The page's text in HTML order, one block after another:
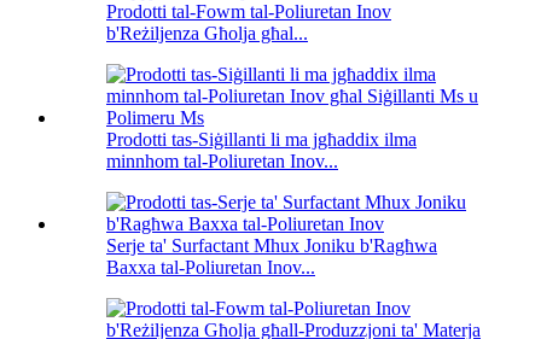
Prodotti tal-Fowm tal-Poliuretan Inov
b'Reżiljenza Għolja għal...
Prodotti tas-Siġillanti li ma jgħaddix ilma
minnhom tal-Poliuretan Inov...
Serje ta' Surfactant Mhux Joniku b'Ragħwa
Baxxa tal-Poliuretan Inov...